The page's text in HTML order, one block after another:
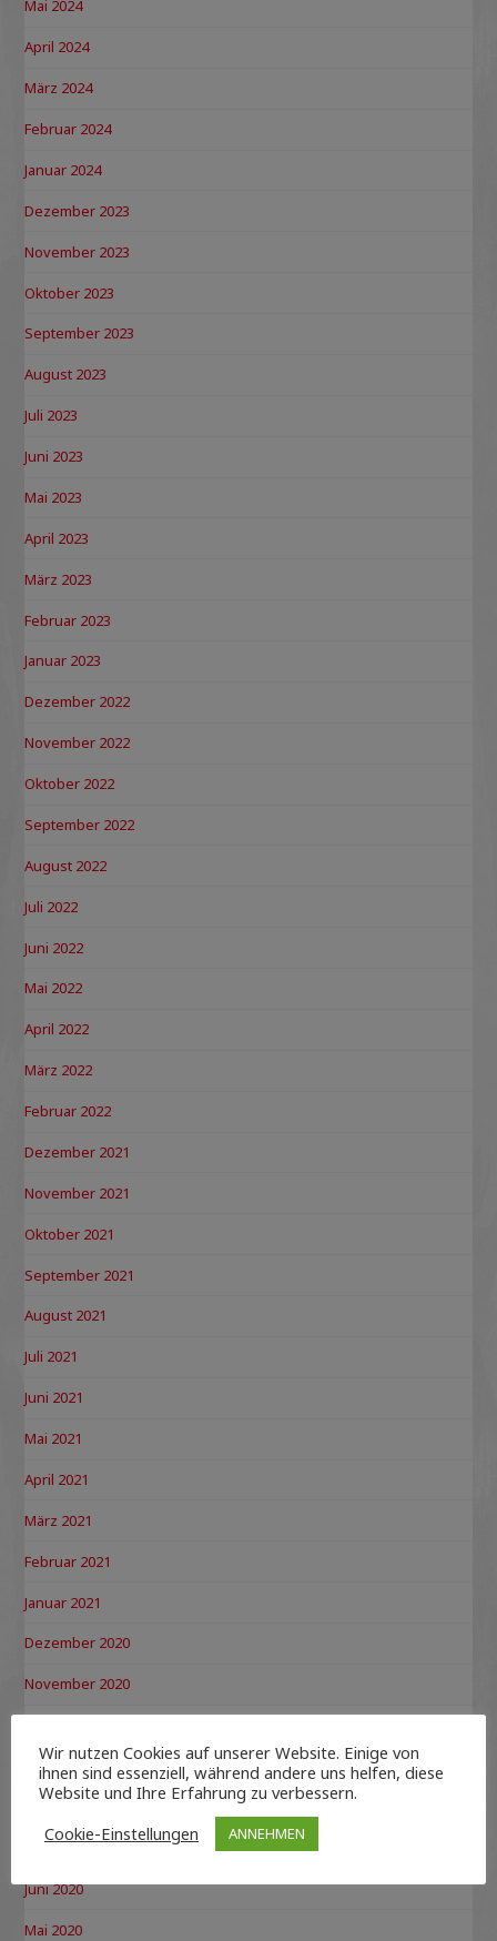
Mai 2024
April 2024
März 2024
Februar 2024
Januar 2024
Dezember 2023
November 2023
Oktober 2023
September 2023
August 2023
Juli 2023
Juni 2023
Mai 2023
April 2023
März 2023
Februar 2023
Januar 2023
Dezember 2022
November 2022
Oktober 2022
September 2022
August 2022
Juli 2022
Juni 2022
Mai 2022
April 2022
März 2022
Februar 2022
Dezember 2021
November 2021
Oktober 2021
September 2021
August 2021
Juli 2021
Juni 2021
Mai 2021
April 2021
März 2021
Februar 2021
Januar 2021
Dezember 2020
November 2020
September 2020
Juli 2020
Juni 2020
Mai 2020
Wir nutzen Cookies auf unserer Website. Einige von
ihnen sind essenziell, während andere uns helfen, diese
Website und Ihre Erfahrung zu verbessern.
Cookie-Einstellungen
ANNEHMEN